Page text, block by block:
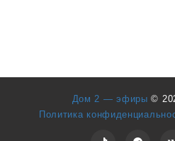
Дом 2 — эфиры©
Политика